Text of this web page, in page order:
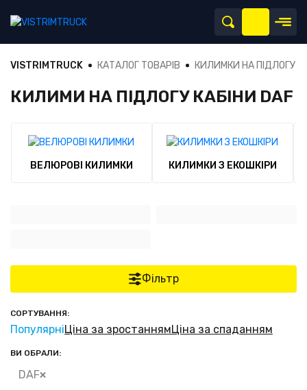
VISTRIMTRUCK КАТАЛОГ ТОВАРІВ КИЛИМКИ НА ПІДЛОГУ
КИЛИМИ НА ПІДЛОГУ КАБІНИ DAF
ВЕЛЮРОВІ КИЛИМКИ КИЛИМКИ З ЕКОШКІРИ
Фільтр
СОРТУВАННЯ:
ПопулярніЦіна за зростаннямЦіна за спаданням
ВИ ОБРАЛИ:
DAF